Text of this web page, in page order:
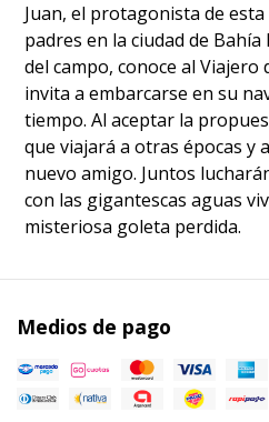
Juan, el protagonista de
padres en la ciudad de Bahía
del campo, conoce al Viajero
invita a embarcarse en su
tiempo. Al aceptar la
que viajará a otras épocas y
nuevo amigo. Juntos
con las gigantescas aguas
misteriosa goleta perdida.
Medios de pago